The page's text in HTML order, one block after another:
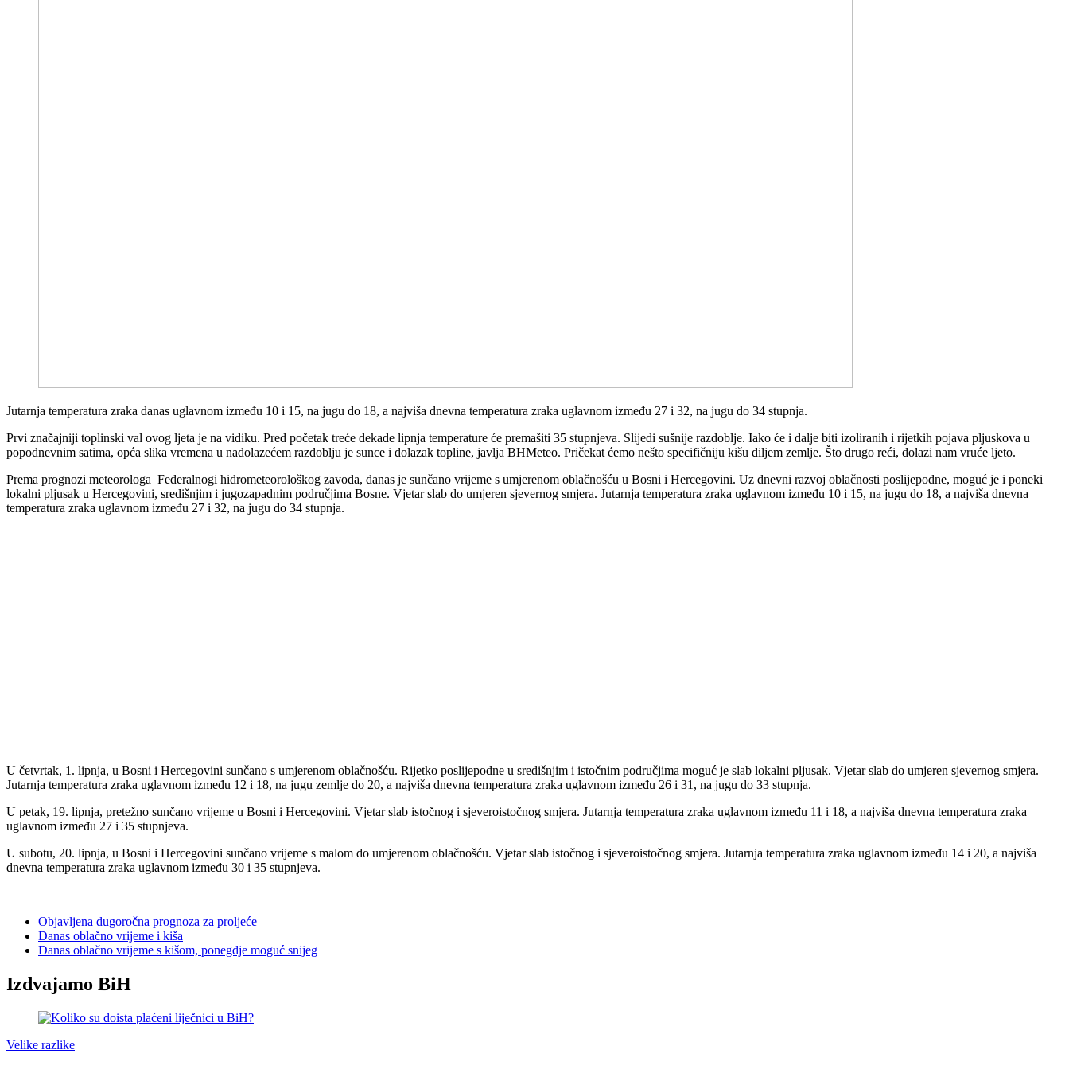
Jutarnja temperatura zraka danas uglavnom između 10 i 15, na jugu do 18, a najviša dnevna temperatura zraka uglavnom između 27 i 32, na jugu do 34 stupnja.
Prvi značajniji toplinski val ovog ljeta je na vidiku. Pred početak treće dekade lipnja temperature će premašiti 35 stupnjeva. Slijedi sušnije razdoblje. Iako će i dalje biti izoliranih i rijetkih pojava pljuskova u
popodnevnim satima, opća slika vremena u nadolazećem razdoblju je sunce i dolazak topline, javlja BHMeteo. Pričekat ćemo nešto specifičniju kišu diljem zemlje. Što drugo reći, dolazi nam vruće ljeto.
Prema prognozi meteorologa Federalnogi hidrometeorološkog zavoda, danas je sunčano vrijeme s umjerenom oblačnošću u Bosni i Hercegovini. Uz dnevni razvoj oblačnosti poslijepodne, moguć je i poneki
lokalni pljusak u Hercegovini, središnjim i jugozapadnim područjima Bosne. Vjetar slab do umjeren sjevernog smjera. Jutarnja temperatura zraka uglavnom između 10 i 15, na jugu do 18, a najviša dnevna
temperatura zraka uglavnom između 27 i 32, na jugu do 34 stupnja.
U četvrtak, 1. lipnja, u Bosni i Hercegovini sunčano s umjerenom oblačnošću. Rijetko poslijepodne u središnjim i istočnim područjima moguć je slab lokalni pljusak. Vjetar slab do umjeren sjevernog smjera.
Jutarnja temperatura zraka uglavnom između 12 i 18, na jugu zemlje do 20, a najviša dnevna temperatura zraka uglavnom između 26 i 31, na jugu do 33 stupnja.
U petak, 19. lipnja, pretežno sunčano vrijeme u Bosni i Hercegovini. Vjetar slab istočnog i sjeveroistočnog smjera. Jutarnja temperatura zraka uglavnom između 11 i 18, a najviša dnevna temperatura zraka
uglavnom između 27 i 35 stupnjeva.
U subotu, 20. lipnja, u Bosni i Hercegovini sunčano vrijeme s malom do umjerenom oblačnošću. Vjetar slab istočnog i sjeveroistočnog smjera. Jutarnja temperatura zraka uglavnom između 14 i 20, a najviša
dnevna temperatura zraka uglavnom između 30 i 35 stupnjeva.
Objavljena dugoročna prognoza za proljeće
Danas oblačno vrijeme i kiša
Danas oblačno vrijeme s kišom, ponegdje moguć snijeg
Izdvajamo BiH
Velike razlike